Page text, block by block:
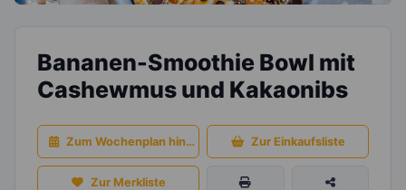
Bananen-Smoothie Bowl mit
Cashewmus und Kakaonibs
Zum Wochenplan hinzufügen Zur Einkaufsliste
Zur Merkliste